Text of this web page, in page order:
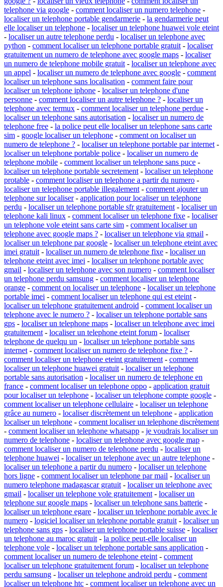
telephone via google - comment localiser un numero telephone -
localiser un telephone portable gendarmerie - la gendarmerie peut
elle localiser un telephone - localiser un telephone huawei vole eteint
- localiser un autre telephone perdu - localiser un telephone avec
python - comment localiser un telephone portable gratuit - localiser
gratuitement un numero de telephone avec google maps - localiser
un numero de telephone mobile gratuit - localiser un telephone avec
un appel - localiser un numero de telephone avec google - comment
localiser un telephone sans localisation - comment faire pour
localiser un telephone iphone - localiser un telephone d'une
personne - comment localiser un autre telephone ? - localiser un
telephone avec termux - comment localiser un telephone perdue -
localiser un telephone sans autorisation - localiser un numero de
telephone free - la police peut elle localiser un telephone sans carte
sim - google localiser un telephone - comment on localiser un
numero de telephone ? - localiser un telephone portable par internet -
localiser un telephone portable police - localiser un numero de
telephone mobile - comment localiser un telephone sans puce -
localiser un telephone portable secretement - localiser un telephone
protable - comment localiser un telephone a partir du numero -
localiser un telephone portable illegalement - comment ajouter un
telephone sur localiser- application pour localiser un telephone
perdu - localiser un telephone portable sfr gratuitement - localiser un
telephone kali linux - comment localiser un telephone fixe - localiser
un telephone vole eteint sans carte sim - comment localiser un
telephone avec google maps ? - localiser un telephone via gmail -
localiser un telephone par google - localiser un telephone eteint avec
imei gratuit - localiser un numero de telephone fixe - localiser un
telephone eteint avec imei - localiser un telephone portable avec
gmail - localiser un telephone avec son numero - comment localiser
un telephone perdu samsung - comment localiser un telephone
orange - comment on localiser un telephone - localiser un telephone
portable imei - comment localiser un telephone qui est eteint -
localiser un telephone gratuitement android - comment localiser un
telephone avec le numero ? - localiser un telephone portable sans
gps - localiser un telephone maps - localiser un telephone avec imei
gratuitement - localiser un telephone eteint forum - localiser
telephone de quelqu un - localiser un telephone portable sans
internet - comment localiser un numero de telephone fixe ? -
comment localiser un telephone eteint gratuitement - comment
localiser un telephone huawei gratuit - localiser un telephone
portable sans autorisation - localiser un numero de telephone en
france - comment localiser un telephone oppo - application gratuit
pour localiser un telephone - localiser un telephone compte google -
comment localiser un telephone cellulaire - localiser un telephone
grâce au numero - localiser discrètement un telephone - application
localiser un telephone - comment localiser un telephone discrètement
- comment localiser un telephone whatsapp - je voudrais localiser un
numero de telephone - localiser un telephone avec google map -
comment localiser un numero de telephone perdu - localiser un
telephone huawei - localiser un telephone avec un autre telephone -
localiser un telephone a partir du numero - localiser un telephone
hors ligne - comment localiser un telephone par mail - localiser un
numero telephone madagascar gratuit - localiser un telephone avec
gmail - localiser un telephone vole gratuitement - localiser un
telephone sur google maps - localiser un telephone sans batterie -
localiser un telephone egare - localiser un telephone portable avec le
numero - logiciel localiser un telephone portable gratuit - localiser un
telephone sans gps - localiser un telephone portable suisse - localiser
un telephone au maroc gratuit - la police peut-elle localiser un
telephone vole - localiser un telephone portable sans application -
comment localiser un numero de telephone eteint - comment
localiser un telephone gratuitement forum - localiser un telephone
perdu samsung - localiser un telephone android perdu - comment
localiser un telephone htc - comment localiser un telephone avec un